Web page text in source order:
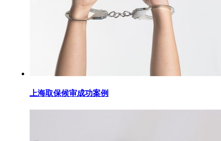
上海取保候审成功案例